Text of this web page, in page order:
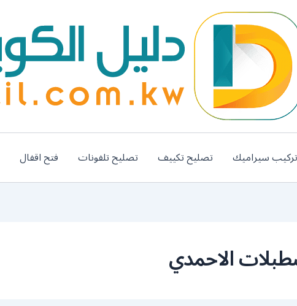
تركيب سيراميك تصليح تكييف تصليح تلفونات فتح اقفال
الاحمدي